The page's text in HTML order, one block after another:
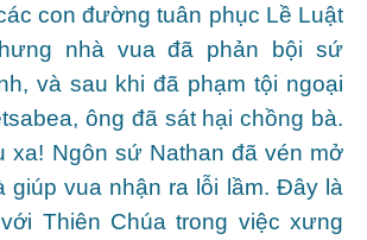
con đường tuân phục Lề Luật
nhà vua đã phản bội sứ
và sau khi đã phạm tội ngoại
ông đã sát hại chồng bà.
xa! Ngôn sứ Nathan đã vén mở
giúp vua nhận ra lỗi lầm. Đây là
Thiên Chúa trong việc xưng